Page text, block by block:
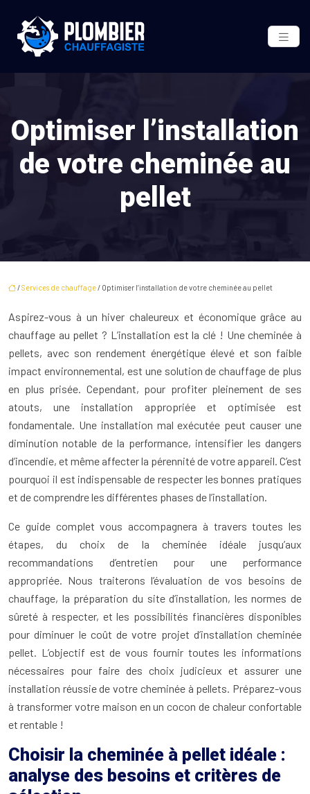
Optimiser l’installation
de votre cheminée au
pellet
/Services de chauffage/ Optimiser l’installation de votre cheminée au pellet
Aspirez-vous à un hiver chaleureux et économique grâce au
chauffage au pellet ? L’installation est la clé ! Une cheminée à
pellets, avec son rendement énergétique élevé et son faible
impact environnemental, est une solution de chauffage de plus
en plus prisée. Cependant, pour profiter pleinement de ses
atouts, une installation appropriée et optimisée est
fondamentale. Une installation mal exécutée peut causer une
diminution notable de la performance, intensifier les dangers
d’incendie, et même affecter la pérennité de votre appareil. C’est
pourquoi il est indispensable de respecter les bonnes pratiques
et de comprendre les différentes phases de l’installation.
Ce guide complet vous accompagnera à travers toutes les
étapes, du choix de la cheminée idéale jusqu’aux
recommandations d’entretien pour une performance
appropriée. Nous traiterons l’évaluation de vos besoins de
chauffage, la préparation du site d’installation, les normes de
sûreté à respecter, et les possibilités financières disponibles
pour diminuer le coût de votre projet d’installation cheminée
pellet. L’objectif est de vous fournir toutes les informations
nécessaires pour faire des choix judicieux et assurer une
installation réussie de votre cheminée à pellets. Préparez-vous
à transformer votre maison en un cocon de chaleur confortable
et rentable !
Choisir la cheminée à pellet idéale :
analyse des besoins et critères de